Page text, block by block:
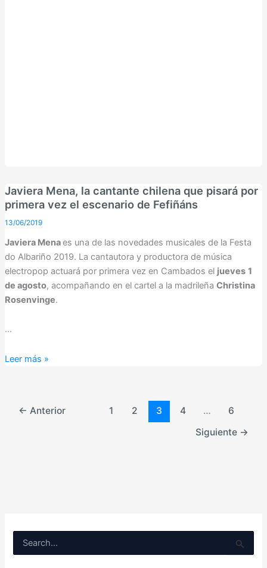
Javiera Mena, la cantante chilena que pisará por
primera vez el escenario de Fefiñáns
13/06/2019
Javiera Menaes una de las novedades musicales de la Festa
do Albariño 2019. La cantautora y productora de música
electropop actuará por primera vez en Cambados el jueves 1
de agosto, acompañando en el cartel a la madrileña Christina
Rosenvinge.
…
Javiera
chilena
de
Fefiñáns
Leer más »
← Anterior 1 2 3 4 …
6
Siguiente →